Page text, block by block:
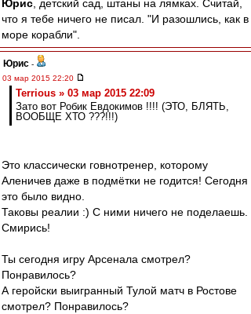
Юрис , детский сад, штаны на лямках. Считай,
что я тебе ничего не писал. "И разошлись, как в
море корабли".
Юрис -
03 мар 2015 22:20
Terrious » 03 мар 2015 22:09
Зато вот Робик Евдокимов !!!! (ЭТО, БЛЯТЬ,
ВООБЩЕ ХТО ???!!!)
Это классически говнотренер, которому
Аленичев даже в подмётки не годится! Сегодня
это было видно.
Таковы реалии :) С ними ничего не поделаешь.
Смирись!
Ты сегодня игру Арсенала смотрел?
Понравилось?
А геройски выигранный Тулой матч в Ростове
смотрел? Понравилось?